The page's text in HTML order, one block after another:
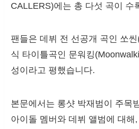
CALLERS)에는 총 다섯 곡이 수
팬들은 데뷔 전 선공개 곡인 쏘씬
식 타이틀곡인 문워킹
성이라고 평했습니다.
본문에서는 롱샷 박재범이 주목
아이돌 멤버와 데뷔 앨범에 대해